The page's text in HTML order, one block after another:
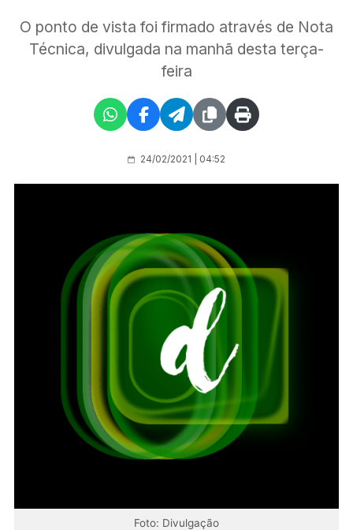
O ponto de vista foi firmado através de Nota
Técnica, divulgada na manhã desta terça-
feira
24/02/2021 | 04:52
Foto: Divulgação